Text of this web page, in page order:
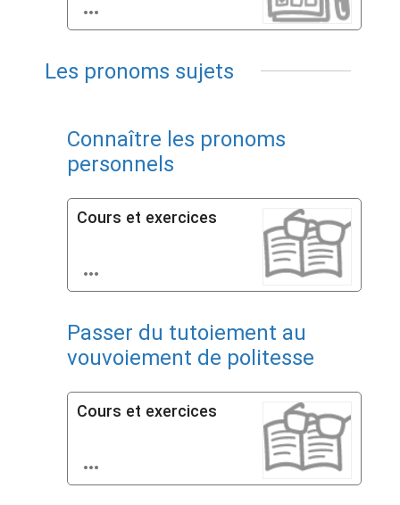

Les pronoms sujets
Connaître les pronoms
personnels
Cours et exercices

Passer du tutoiement au
vouvoiement de politesse
Cours et exercices
